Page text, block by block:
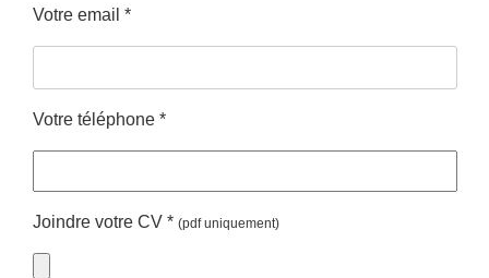
Votre email *
Votre téléphone *
Joindre votre CV * (pdf uniquement)